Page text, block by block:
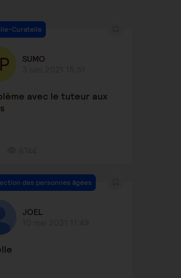
Curatelle
SUMO
avec le tuteur aux
des personnes âgées
JOEL